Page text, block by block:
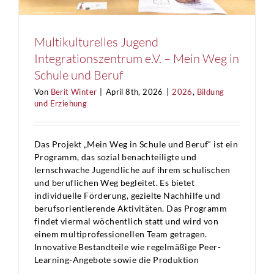
Multikulturelles Jugend
Integrationszentrum e.V. – Mein Weg in
Schule und Beruf
Von Berit Winter April 8th, 2026 2026, Bildung
und Erziehung
Das Projekt „Mein Weg in Schule und Beruf“ ist ein
Programm, das sozial benachteiligte und
lernschwache Jugendliche auf ihrem schulischen
und beruflichen Weg begleitet. Es bietet
individuelle Förderung, gezielte Nachhilfe und
berufsorientierende Aktivitäten. Das Programm
findet viermal wöchentlich statt und wird von
einem multiprofessionellen Team getragen.
Innovative Bestandteile wie regelmäßige Peer-
Learning-Angebote sowie die Produktion